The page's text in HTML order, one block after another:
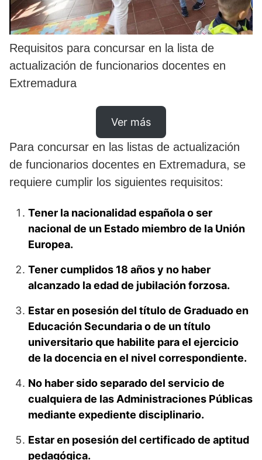
Requisitos para concursar en la lista de
actualización de funcionarios docentes en
Extremadura
Ver más
Para concursar en las listas de actualización
de funcionarios docentes en Extremadura, se
requiere cumplir los siguientes requisitos:
Tener la nacionalidad española o ser
nacional de un Estado miembro de la Unión
Europea.
Tener cumplidos 18 años y no haber
alcanzado la edad de jubilación forzosa.
Estar en posesión del título de Graduado en
Educación Secundaria o de un título
universitario que habilite para el ejercicio
de la docencia en el nivel correspondiente.
No haber sido separado del servicio de
cualquiera de las Administraciones Públicas
mediante expediente disciplinario.
Estar en posesión del certificado de aptitud
pedagógica.